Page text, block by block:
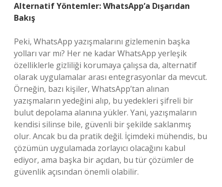
Alternatif Yöntemler: WhatsApp’a Dışarıdan
Bakış
Peki, WhatsApp yazışmalarını gizlemenin başka
yolları var mı? Her ne kadar WhatsApp yerleşik
özelliklerle gizliliği korumaya çalışsa da, alternatif
olarak uygulamalar arası entegrasyonlar da mevcut.
Örneğin, bazı kişiler, WhatsApp’tan alınan
yazışmaların yedeğini alıp, bu yedekleri şifreli bir
bulut depolama alanına yükler. Yani, yazışmaların
kendisi silinse bile, güvenli bir şekilde saklanmış
olur. Ancak bu da pratik değil. İçimdeki mühendis, bu
çözümün uygulamada zorlayıcı olacağını kabul
ediyor, ama başka bir açıdan, bu tür çözümler de
güvenlik açısından önemli olabilir.